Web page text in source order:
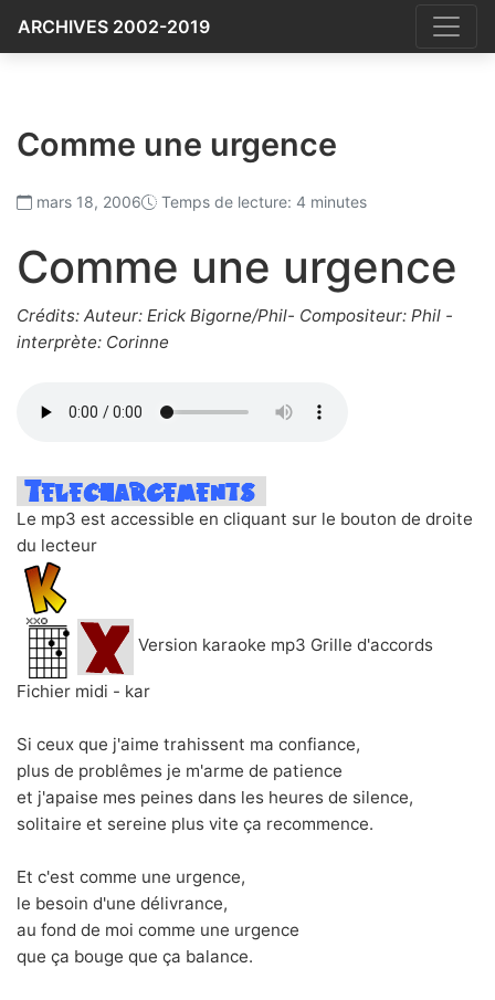
ARCHIVES 2002-2019
Comme une urgence
mars 18, 2006 Temps de lecture: 4 minutes
Comme une urgence
Crédits: Auteur: Erick Bigorne/Phil- Compositeur: Phil -
interprète: Corinne
Le mp3 est accessible en cliquant sur le bouton de droite
du lecteur
Version karaoke mp3 Grille d'accords
Fichier midi - kar
Si ceux que j'aime trahissent ma confiance,
plus de problêmes je m'arme de patience
et j'apaise mes peines dans les heures de silence,
solitaire et sereine plus vite ça recommence.
Et c'est comme une urgence,
le besoin d'une délivrance,
au fond de moi comme une urgence
que ça bouge que ça balance.